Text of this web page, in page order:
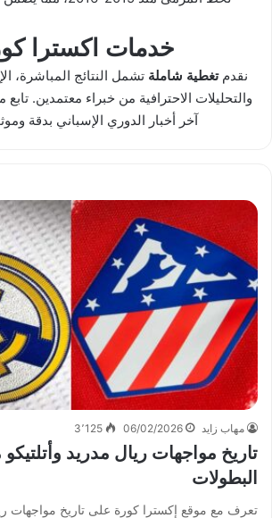
خدمات اكسترا
نقدمتغطية شاملة تشمل النتائج المباشرة،
والتحليلات الاحترافية من خبراء معتمدين.
آخر أخبار الدوري الإسباني بدقة
مهاب زايد 06/02/2026 3٬125
تاريخ مواجهات ريال مدريد
البطولات
تعرف مع موقع إكسترا كورة على تاريخ مواجهات